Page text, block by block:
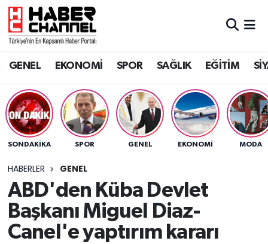
GENEL EKONOMİ SPOR SAĞLIK EĞİTİM
SONDAKIKA SPOR GENEL EKONOMİ MODA
HABERLER GENEL
ABD'den Küba Devlet
Başkanı Miguel Diaz-
Canel'e yaptırım kararı
GENEL
SPOR
SAĞLIK
EĞİTİM
SİYASET
MAGAZİN
Nöbetçi Eczaneler
Trafik Durumu
Süper Lig Puan Durumu ve Fikstür
Tüm Manşetler
Son Dakika Haberleri
Haber Arşivi